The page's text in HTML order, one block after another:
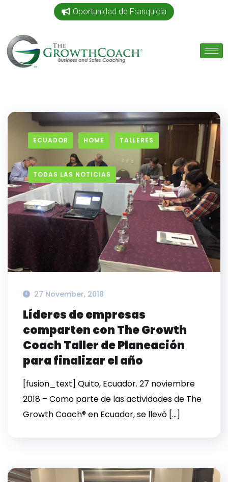
Oportunidad de Franquicia
ECUADOR HOME TALLERES
TODAS LAS NOTICIAS
27 November, 2018
Líderes de empresas
comparten con The Growth
Coach Taller de Planeación
para finalizar el año
[fusion_text] Quito, Ecuador. 27 noviembre
2018 – Como parte de las actividades de The
Growth Coach® en Ecuador, se llevó […]